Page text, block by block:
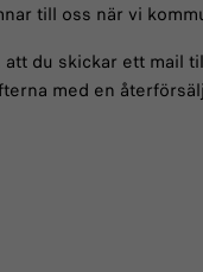
till oss när vi
du skickar ett mail
med en